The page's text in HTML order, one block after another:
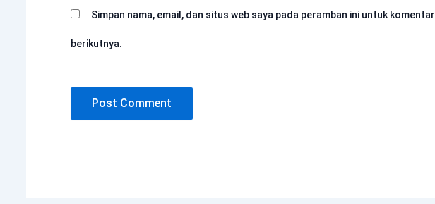
Simpan nama, email, dan situs web saya pada peramban ini untuk
berikutnya.